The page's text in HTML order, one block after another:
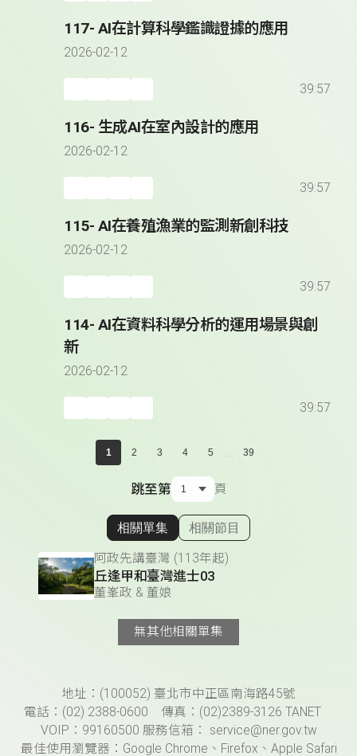
117- AI在計算科學鑑識證據的應用
2026-02-12
39:57
116- 生成AI在室內設計的應用
2026-02-12
39:57
115- AI在養殖漁業的監測新創科技
2026-02-12
39:57
114- AI在資料科學分析的運用場景與創
新
2026-02-12
39:57
1 2 3 4 5 39
跳至第 頁
顯示相關單集
相關單集 相關節目
阿政先講臺灣 (113年起)
丘逢甲和臺灣進士03
董峯政 & 董娘
無其他相關單集
頁尾資訊地址：(100052) 臺北市中正區南海路45號
電話：(02) 2388-0600 傳真：(02)2389-3126 TANET
VOIP：99160500 服務信箱： service@ner.gov.tw
最佳使用瀏覽器：Google Chrome、Firefox、Apple Safari